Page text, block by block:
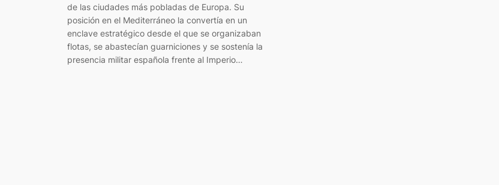
de las ciudades más pobladas de Europa. Su
posición en el Mediterráneo la convertía en un
enclave estratégico desde el que se organizaban
flotas, se abastecían guarniciones y se sostenía la
presencia militar española frente al Imperio…